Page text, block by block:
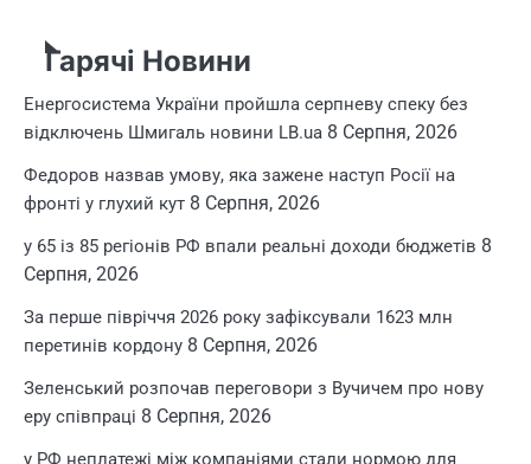
Гарячі Новини
Енергосистема України пройшла серпневу спеку без
відключень Шмигаль новини LB.ua 8 Серпня, 2026
Федоров назвав умову, яка зажене наступ Росії на
фронті у глухий кут 8 Серпня, 2026
у 65 із 85 регіонів РФ впали реальні доходи бюджетів 8
Серпня, 2026
За перше півріччя 2026 року зафіксували 1623 млн
перетинів кордону 8 Серпня, 2026
Зеленський розпочав переговори з Вучичем про нову
еру співпраці 8 Серпня, 2026
у РФ неплатежі між компаніями стали нормою для